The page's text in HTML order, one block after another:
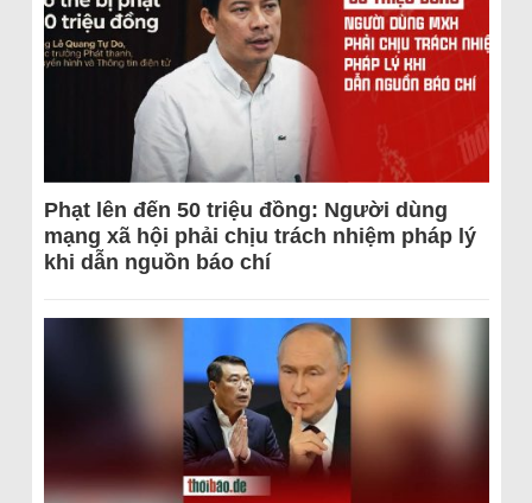
Phạt lên đến 50 triệu đồng: Người dùng
mạng xã hội phải chịu trách nhiệm pháp lý
khi dẫn nguồn báo chí